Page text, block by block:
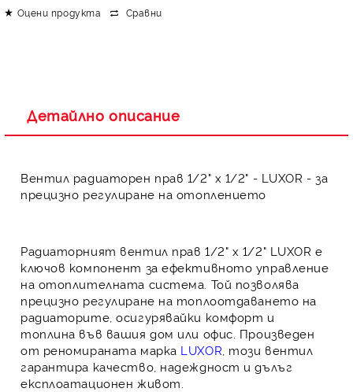
Оцени продукта Сравни
Детайлно описание
Вентил радиаторен прав 1/2" x 1/2" - LUXOR - за
прецизно регулиране на отоплението
Радиаторният вентил прав 1/2" x 1/2" LUXOR е
ключов компонент за ефективното управление
на отоплителната система . Той позволява
прецизно регулиране на топлоотдаването на
радиаторите, осигурявайки комфорт и
топлина във вашия дом или офис. Произведен
от реномираната марка LUXOR , този вентил
гарантира качество, надеждност и дълъг
експлоатационен живот.